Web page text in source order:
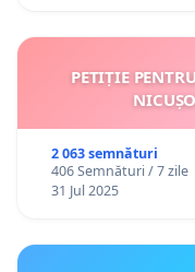
PETIȚIE
2 063 semnături
406 Semnături / 7 zile
31 Jul 2025